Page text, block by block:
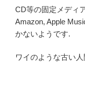
CD等の固定メディ
Amazon, Apple
かないようです.
ワイのような古い